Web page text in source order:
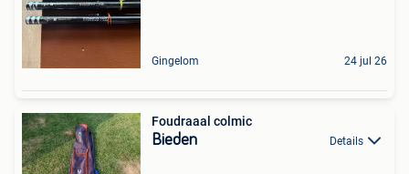
Gingelom 24 jul 26
Foudraaal colmic
Bieden Details